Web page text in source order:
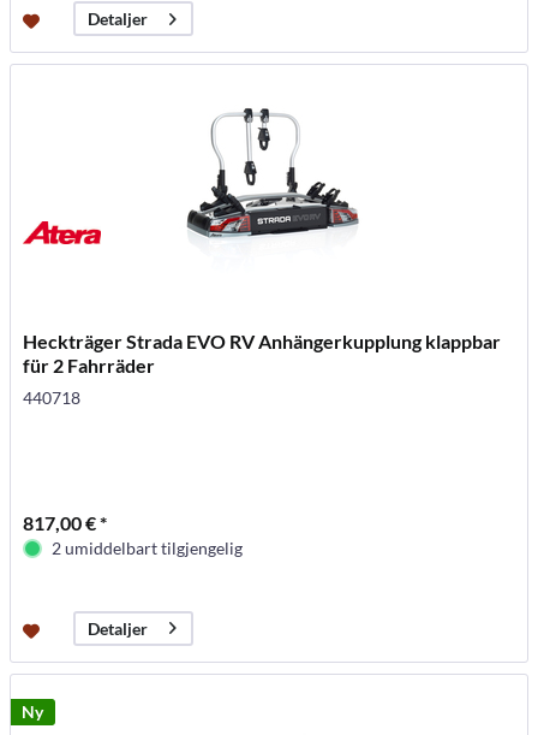
Detaljer
Heckträger Strada EVO RV Anhängerkupplung klappbar
für 2 Fahrräder
440718
817,00 € *
2 umiddelbart tilgjengelig
Detaljer
Ny